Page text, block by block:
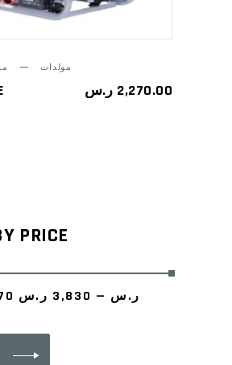
مولدات
2,270.00 ر.س
PRICE
2,270 ر.س — 3,830 ر.س